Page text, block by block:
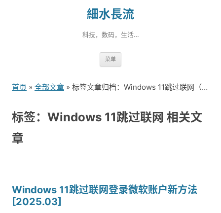
細水長流
科技，数码，生活…
菜单
到
首页 » 全部文章 » 标签文章归档：Windows 11跳过联网（1）
标签：Windows 11跳过联网 相关文
章
Windows 11跳过联网登录微软账户新方法
[2025.03]